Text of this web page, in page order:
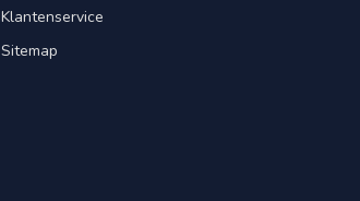
Klantenservice
Sitemap